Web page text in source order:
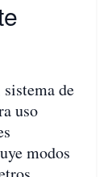
de
uso
modos